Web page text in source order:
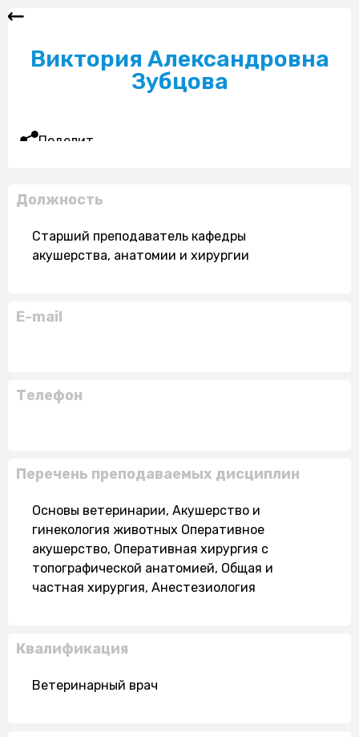
Виктория Александровна
Зубцова
Поделиться
Должность
Старший преподаватель кафедры
акушерства, анатомии и хирургии
E-mail
Телефон
Перечень преподаваемых дисциплин
Основы ветеринарии, Акушерство и
гинекология животных Оперативное
акушерство, Оперативная хирургия с
топографической анатомией, Общая и
частная хирургия, Анестезиология
Квалификация
Ветеринарный врач